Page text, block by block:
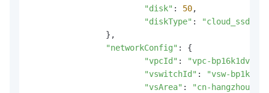
"disk" : 50,
"diskType" :
"cloud_ssd"
		}
,
"networkConfig" : {
"vpcId" :
"vpc-
"vswitchId" :
"vsw-
"vsArea" : "cn-hangzhou-i"